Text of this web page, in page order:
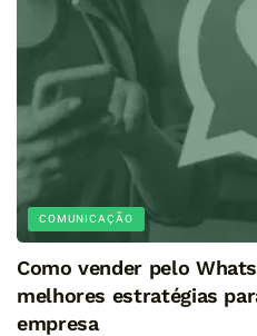
COMUNICAÇÃO
Como vender pelo
melhores estratégias
empresa